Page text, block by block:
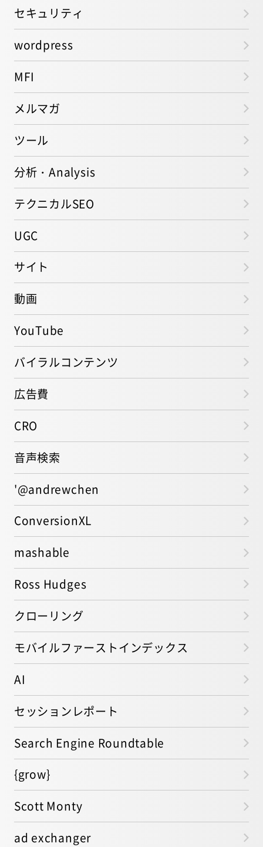
セキュリティ
wordpress
MFI
メルマガ
ツール
分析・Analysis
テクニカルSEO
UGC
サイト
動画
YouTube
バイラルコンテンツ
広告費
CRO
音声検索
'@andrewchen
ConversionXL
mashable
Ross Hudges
クローリング
モバイルファーストインデックス
AI
セッションレポート
Search Engine Roundtable
{grow}
Scott Monty
ad exchanger